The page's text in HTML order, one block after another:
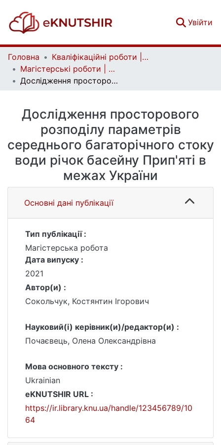
Увійти
Головна
Кваліфікаційні роботи | Qualifying works
Магістерські роботи | Master's theses
Дослідження просторового розподілу параметрів середнього багаторічного стоку води річок басейну Прип'яті в межах України
Дослідження просторового
розподілу параметрів
середнього багаторічного стоку
води річок басейну Прип'яті в
межах України
Основні дані публікації
Тип публікації :
Магістерська робота
Дата випуску :
2021
Автор(и) :
Сокольчук, Костянтин Ігорович
Науковий(і) керівник(и)/редактор(и) :
Почаєвець, Олена Олександрівна
Мова основного тексту :
Ukrainian
eKNUTSHIR URL :
https://ir.library.knu.ua/handle/123456789/10
64